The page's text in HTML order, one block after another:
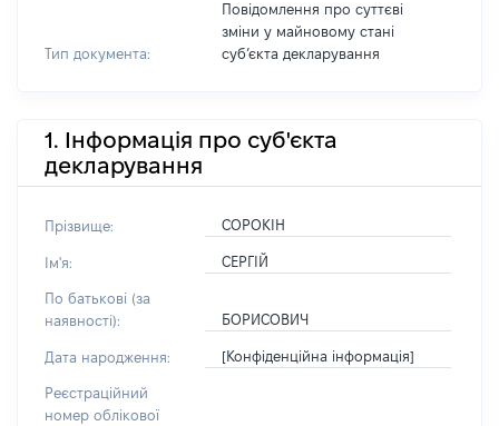
Тип документа:
Повідомлення про суттєві
зміни у майновому стані
субʼєкта декларування
1. Інформація про суб'єкта
декларування
Прізвище: СОРОКІН
Ім'я: СЕРГІЙ
По батькові (за
наявності):
БОРИСОВИЧ
Дата народження: [Конфіденційна інформація]
Реєстраційний
номер облікової